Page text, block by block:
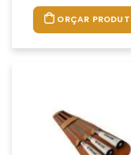
ORÇAR